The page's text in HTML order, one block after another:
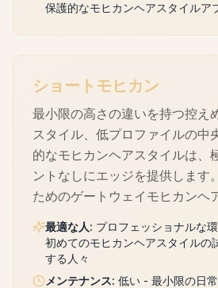
保護的なモヒカンヘアスタイルア
ショートモヒカン
最小限の高さの違いを持つ控え
スタイル、低プロファイルの中
的なモヒカンヘアスタイルは、
ントなしにエッジを提供します
ためのゲートウェイモヒカンヘ
最適な人: プロフェッショナルな
初めてのモヒカンヘアスタイルの
する人々
メンテナンス: 低い - 最小限の日